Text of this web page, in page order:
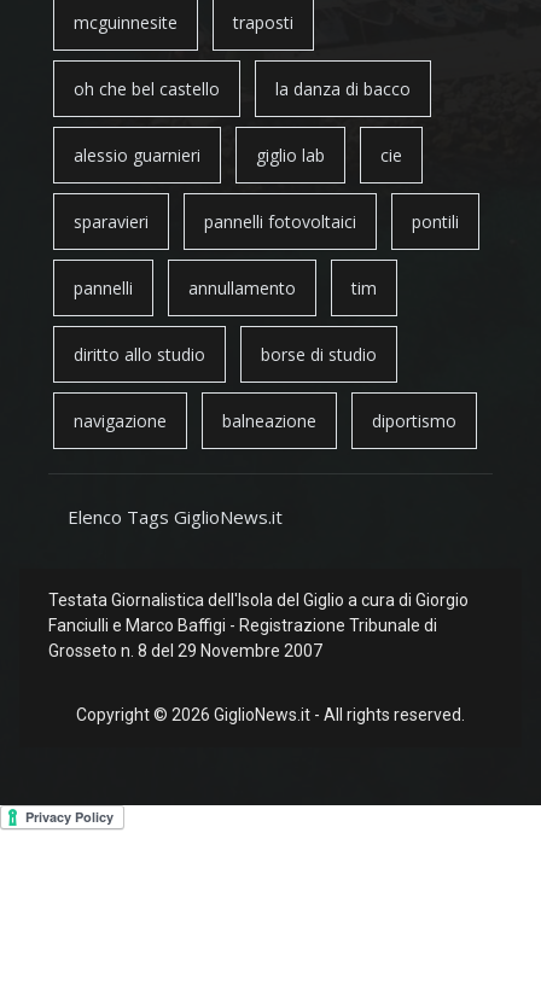
mcguinnesite traposti
oh che bel castello la danza di bacco
alessio guarnieri giglio lab cie
sparavieri pannelli fotovoltaici pontili
pannelli annullamento tim
diritto allo studio borse di studio
navigazione balneazione diportismo
Elenco Tags GiglioNews.it
Testata Giornalistica dell'Isola del Giglio a cura di Giorgio
Fanciulli e Marco Baffigi - Registrazione Tribunale di
Grosseto n. 8 del 29 Novembre 2007
Copyright © 2026 GiglioNews.it - All rights reserved.